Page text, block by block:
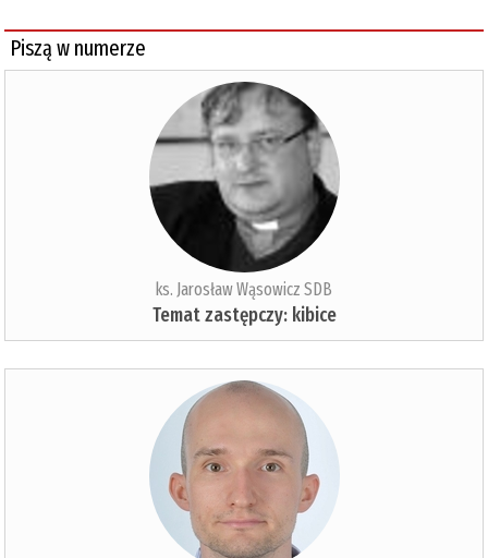
Piszą w numerze
ks. Jarosław Wąsowicz SDB
Temat zastępczy: kibice